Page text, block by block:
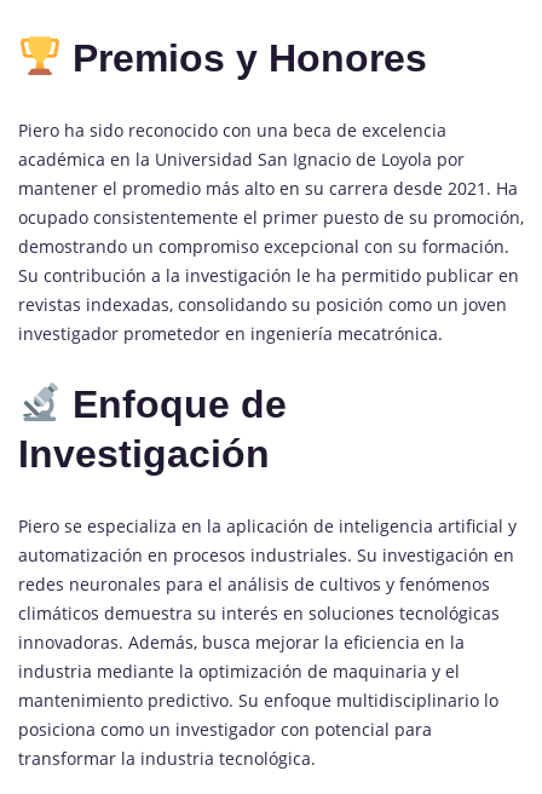
Premios y Honores
Piero ha sido reconocido con una beca de excelencia
académica en la Universidad San Ignacio de Loyola por
mantener el promedio más alto en su carrera desde 2021. Ha
ocupado consistentemente el primer puesto de su promoción,
demostrando un compromiso excepcional con su formación.
Su contribución a la investigación le ha permitido publicar en
revistas indexadas, consolidando su posición como un joven
investigador prometedor en ingeniería mecatrónica.
Enfoque de
Investigación
Piero se especializa en la aplicación de inteligencia artificial y
automatización en procesos industriales. Su investigación en
redes neuronales para el análisis de cultivos y fenómenos
climáticos demuestra su interés en soluciones tecnológicas
innovadoras. Además, busca mejorar la eficiencia en la
industria mediante la optimización de maquinaria y el
mantenimiento predictivo. Su enfoque multidisciplinario lo
posiciona como un investigador con potencial para
transformar la industria tecnológica.